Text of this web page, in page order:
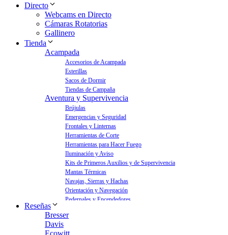
Directo
Webcams en Directo
Cámaras Rotatorias
Gallinero
Tienda
Acampada
Accesorios de Acampada
Esterillas
Sacos de Dormir
Tiendas de Campaña
Aventura y Supervivencia
Brújulas
Emergencias y Seguridad
Frontales y Linternas
Herramientas de Corte
Herramientas para Hacer Fuego
Iluminación y Aviso
Kits de Primeros Auxilios y de Supervivencia
Mantas Térmicas
Navajas, Sierras y Hachas
Orientación y Navegación
Pedernales y Encendedores
Aves y Jardín
Bebederos para Aves
Reseñas
Bresser
Davis
Ecowitt